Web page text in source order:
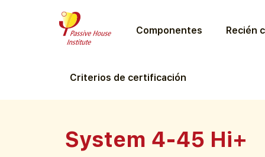
Componentes Recién
Criterios de certificación
System 4-45 Hi+